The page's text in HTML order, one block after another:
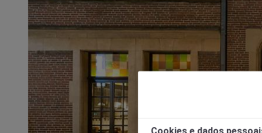
Cookies e dados